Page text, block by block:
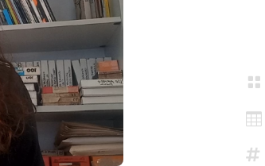


